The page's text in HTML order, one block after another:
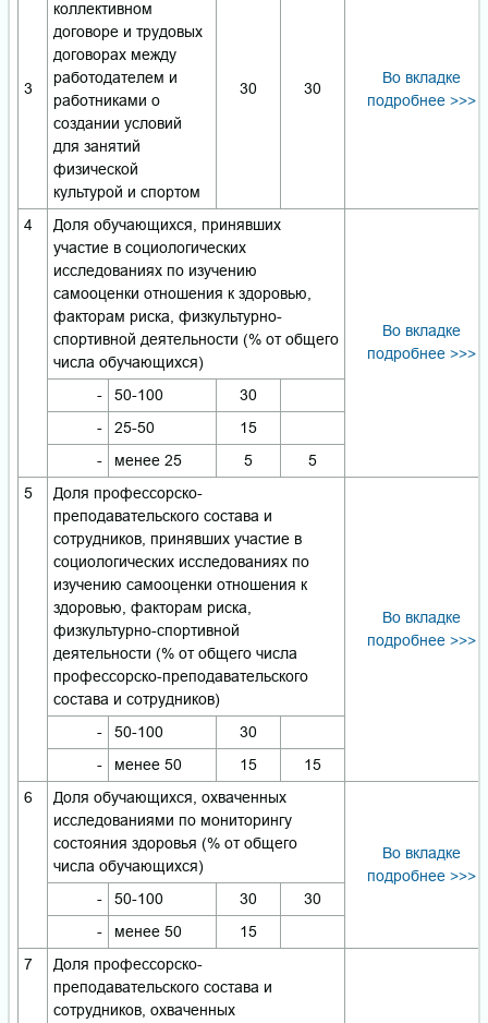
3
коллективном
договоре и трудовых
договорах между
работодателем и
работниками о
создании условий
для занятий
физической
культурой и спортом
30 30
Во вкладке
подробнее >>>
4
Доля обучающихся, принявших
участие в социологических
исследованиях по изучению
самооценки отношения к здоровью,
факторам риска, физкультурно-
спортивной деятельности (% от общего
числа обучающихся)
Во вкладке
подробнее >>>
- 50-100
30
-
25-50
15
-
менее 25 5
5
5
Доля профессорско-
преподавательского состава и
сотрудников, принявших участие в
социологических исследованиях по
изучению самооценки отношения к
здоровью, факторам риска,
физкультурно-спортивной
деятельности (% от общего числа
профессорско-преподавательского
состава и сотрудников)
Во вкладке
подробнее >>>
- 50-100
30
-
менее 50 15
15
6
Доля обучающихся, охваченных
исследованиями по мониторингу
состояния здоровья (% от общего
числа обучающихся)
Во вкладке
подробнее >>>
-
50-100 30
30
-
менее 50
15
7
Доля профессорско-
преподавательского состава и
сотрудников, охваченных